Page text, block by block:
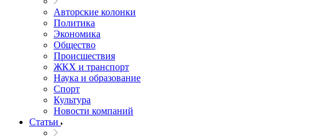
Авторские колонки
Политика
Экономика
Общество
Происшествия
ЖКХ и транспорт
Наука и образование
Спорт
Культура
Новости компаний
Статьи